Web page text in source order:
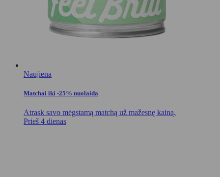
Naujiena
Matchai iki -25% nuolaida
Atrask savo mėgstamą matchą už mažesnę kainą.
Prieš 4 dienas